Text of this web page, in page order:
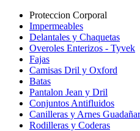
Proteccion Corporal
Impermeables
Delantales y Chaquetas
Overoles Enterizos - Tyvek
Fajas
Camisas Dril y Oxford
Batas
Pantalon Jean y Dril
Conjuntos Antifluidos
Canilleras y Arnes Guadañar
Rodilleras y Coderas